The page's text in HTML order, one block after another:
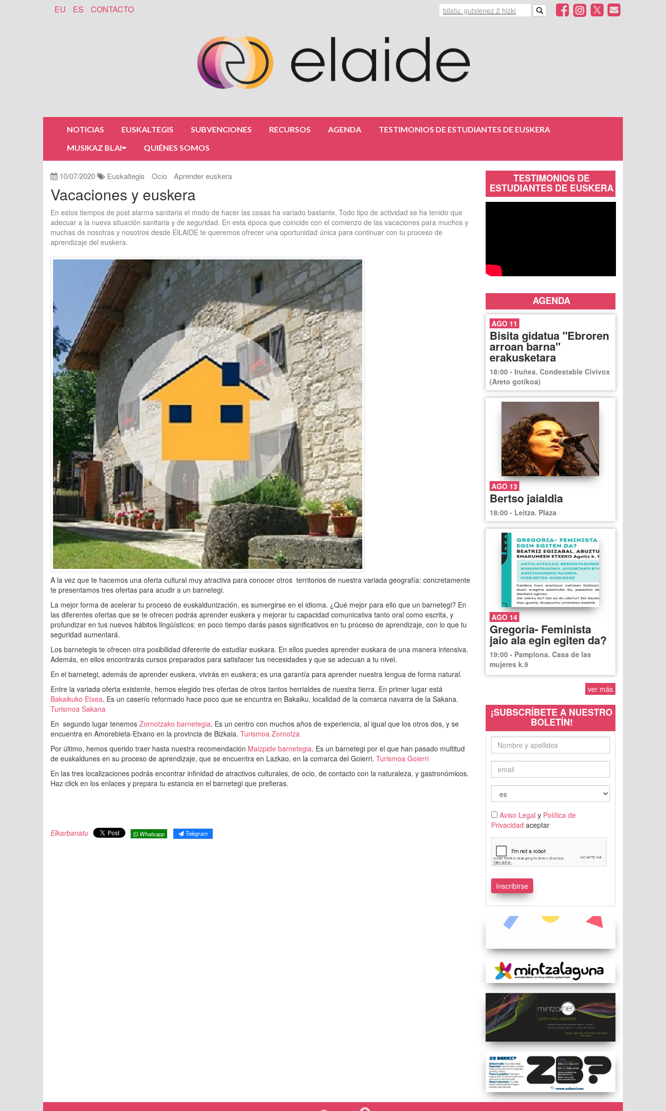
EU ES CONTACTO
NOTICIAS EUSKALTEGIS SUBVENCIONES RECURSOS AGENDA
TESTIMONIOS DE ESTUDIANTES DE EUSKERA
MUSIKAZ BLAI
QUIÉNES SOMOS
10/07/2020 Euskaltegis Ocio Aprender euskera
Vacaciones y euskera
En estos tiempos de post alarma sanitaria el modo de hacer las cosas ha variado bastante. Todo tipo de actividad se ha tenido que
adecuar a la nueva situación sanitaria y de seguridad. En esta época que coincide con el comienzo de las vacaciones para muchos y
muchas de nosotras y nosotros desde ElLAIDE te queremos ofrecer una oportunidad única para continuar con tu proceso de
aprendizaje del euskera.
A la vez que te hacemos una oferta cultural muy atractiva para conocer otros territorios de nuestra variada geografía: concretamente
te presentamos tres ofertas para acudir a un barnetegi.
La mejor forma de acelerar tu proceso de euskaldunización, es sumergirse en el idioma. ¿Qué mejor para ello que un barnetegi? En
las diferentes ofertas que se te ofrecen podrás aprender euskera y mejorar tu capacidad comunicativa tanto oral como escrita, y
profundizar en tus nuevos hábitos lingüísticos: en poco tiempo darás pasos significativos en tu proceso de aprendizaje, con lo que tu
seguridad aumentará.
Los barnetegis te ofrecen otra posibilidad diferente de estudiar euskara. En ellos puedes aprender euskara de una manera intensiva.
Además, en ellos encontrarás cursos preparados para satisfacer tus necesidades y que se adecuan a tu nivel.
En el barnetegi, además de aprender euskera, vivirás en euskera; es una garantía para aprender nuestra lengua de forma natural.
Entre la variada oferta existente, hemos elegido tres ofertas de otros tantos herrialdes de nuestra tierra. En primer lugar está
Bakaikuko Etxea. Es un caserío reformado hace poco que se encuntra en Bakaiku, localidad de la comarca navarra de la Sakana.
Turismoa Sakana
En segundo lugar tenemos Zornotzako barnetegia. Es un centro con muchos años de experiencia, al igual que los otros dos, y se
encuentra en Amorebieta-Etxano en la provincia de Bizkaia. Turismoa Zornotza
Por último, hemos querido traer hasta nuestra recomendación Maizpide barnetegia. Es un barnetegi por el que han pasado multitud
de euskaldunes en su proceso de aprendizaje, que se encuentra en Lazkao, en la comarca del Goierri. Turismoa Goierri
En las tres localizaciones podrás encontrar infinidad de atractivos culturales, de ocio, de contacto con la naturaleza, y gastronómicos.
Haz click en los enlaces y prepara tu estancia en el barnetegi que prefieras.
Elkarbanatu Whatsapp Telegram
TESTIMONIOS DE
ESTUDIANTES DE EUSKERA
AGENDA
AGO 11
Bisita gidatua "Ebroren
arroan barna"
erakusketara
18:00 - Iruñea. Condestable Civivox
(Areto gotikoa)
AGO 13
Bertso jaialdia
18:00 - Leitza. Plaza
AGO 14
Gregoria- Feminista
jaio ala egin egiten da?
19:00 - Pamplona. Casa de las
mujeres k.9
ver más
¡SUBSCRÍBETE A NUESTRO
BOLETÍN!
Aviso Legal y Política de
Privacidad aceptar